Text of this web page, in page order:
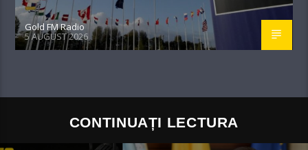
Gold FM Radio
5 AUGUST 2026
CONTINUAȚI LECTURA